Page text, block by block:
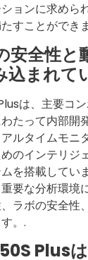
ョンに求めら
すことができ
安全性と
込まれて
は、主要コ
たって内部開
ルタイムモニ
のインテリジ
を搭載してい
要な分析環境
ラボの安全性
。.
Plus